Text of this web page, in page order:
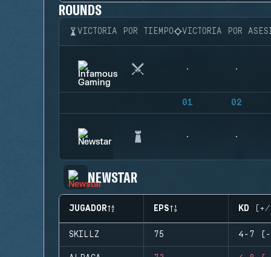
ROUNDS
VICTORIA POR TIEMPO VICTORIA POR
01 02
NEWSTAR
JUGADOR EPS KD
SKILLZ 75 4-7